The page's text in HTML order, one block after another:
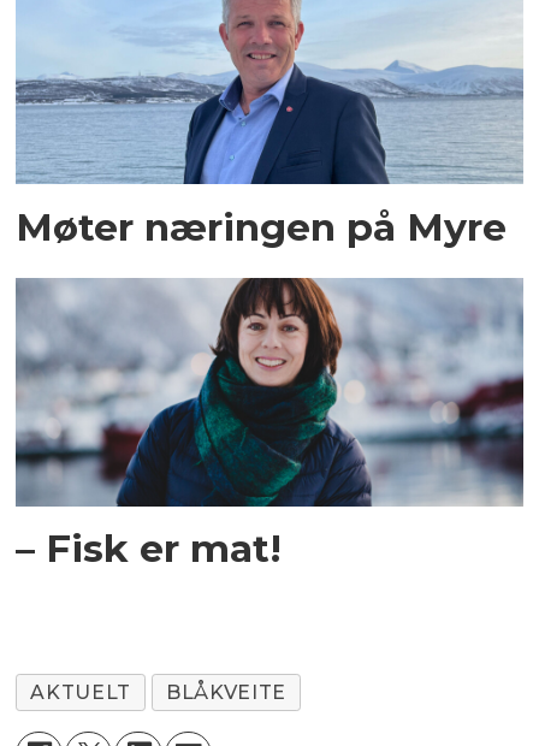
Møter næringen på Myre
– Fisk er mat!
AKTUELT BLÅKVEITE